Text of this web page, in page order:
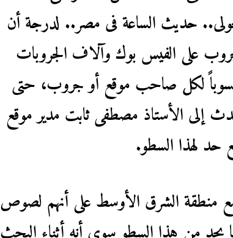
حديث الساعة فى مصر.. لدرجة أن
وألف جروب على الفيس بوك وآلاف الجروبات
لكل صاحب موقع أو جروب، حتى
إلى الأستاذ مصطفى ثابت مدير موقع
حد لهذا السطو.
الشرق الأوسط على أنهم لصوص